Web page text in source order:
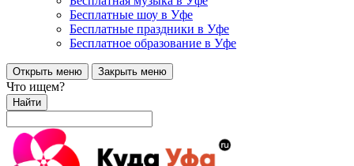
Бесплатные шоу в Уфе
Бесплатные праздники в Уфе
Бесплатное образование в Уфе
Открыть меню Закрыть меню
Что ищем?
Найти